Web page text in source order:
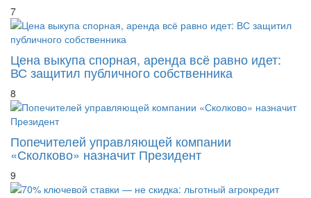
7
Цена выкупа спорная, аренда всё равно идет:
ВС защитил публичного собственника
8
Попечителей управляющей компании
«Сколково» назначит Президент
9